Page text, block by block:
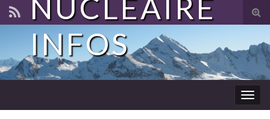
NUCLÉAIRE
INFOS